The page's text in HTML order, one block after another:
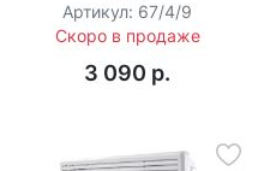
Артикул: 67/4/9
Скоро в продаже
3 090 p.